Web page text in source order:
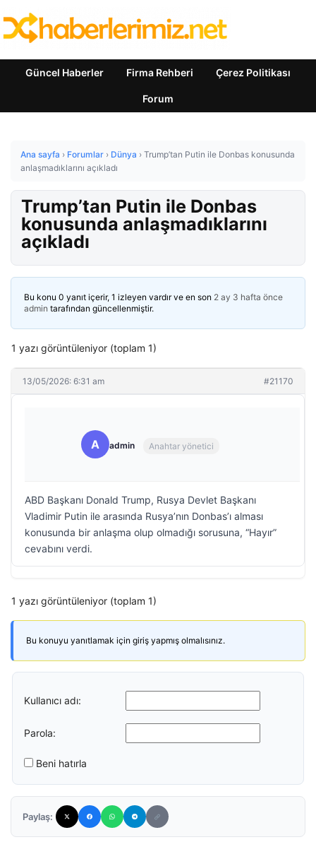
Güncel Haberler Firma Rehberi Çerez Politikası
Forum
Ana sayfa › Forumlar › Dünya › Trump’tan Putin ile Donbas konusunda
anlaşmadıklarını açıkladı
Trump’tan Putin ile Donbas
konusunda anlaşmadıklarını
açıkladı
Bu konu 0 yanıt içerir, 1 izleyen vardır ve en son 2 ay 3 hafta önce
admin tarafından güncellenmiştir.
1 yazı görüntüleniyor (toplam 1)
13/05/2026: 6:31 am #21170
A admin Anahtar yönetici
ABD Başkanı Donald Trump, Rusya Devlet Başkanı
Vladimir Putin ile arasında Rusya’nın Donbas’ı alması
konusunda bir anlaşma olup olmadığı sorusuna, “Hayır”
cevabını verdi.
1 yazı görüntüleniyor (toplam 1)
Bu konuyu yanıtlamak için giriş yapmış olmalısınız.
Kullanıcı adı:
Parola:
Beni hatırla
Paylaş: